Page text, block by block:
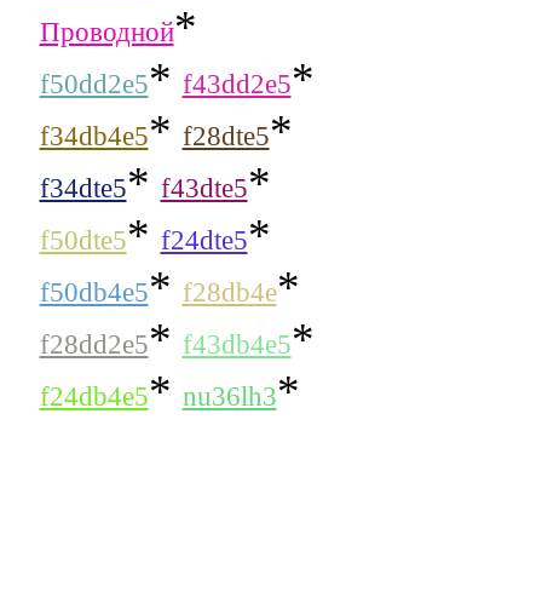
Проводной*
f50dd2e5* f43dd2e5*
f34db4e5* f28dte5*
f34dte5* f43dte5*
f50dte5* f24dte5*
f50db4e5* f28db4e*
f28dd2e5* f43db4e5*
f24db4e5* nu36lh3*